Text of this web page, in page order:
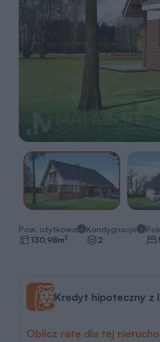
Pow. użytkowa
130,98m2
Kondygnacje
2
Kredyt hipoteczny z
Oblicz ratę dla tej